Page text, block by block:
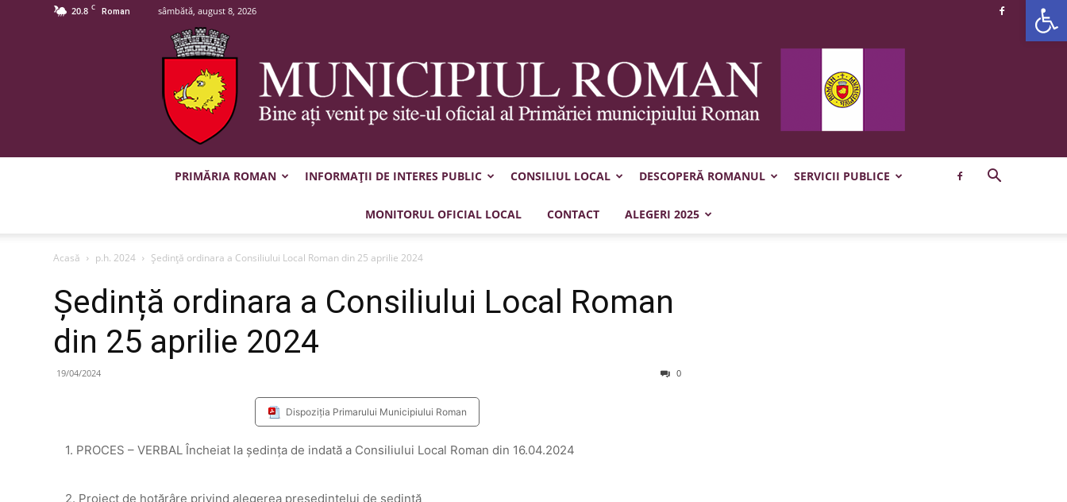
20.8 C Roman sâmbătă, august 8, 2026
Municipiul
Roman
PRIMĂRIA ROMAN INFORMAȚII DE INTERES PUBLIC CONSILIUL LOCAL DESCOPERĂ ROMANUL SERVICII PUBLICE
MONITORUL OFICIAL LOCAL CONTACT ALEGERI 2025
Acasă p.h. 2024 Ședință ordinara a Consiliului Local Roman din 25 aprilie 2024
Ședință ordinara a Consiliului Local Roman
din 25 aprilie 2024
19/04/2024 0
Dispoziția Primarului Municipiului Roman
1. PROCES – VERBAL Încheiat la şedinţa de indată a Consiliului Local Roman din 16.04.2024
2. Proiect de hotărâre privind alegerea preşedintelui de şedinţă